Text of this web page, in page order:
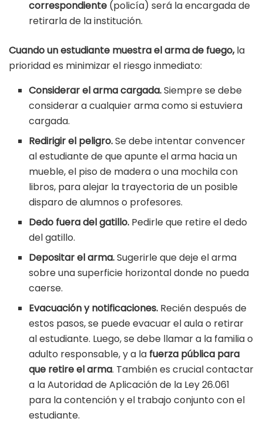
correspondiente (policía) será la encargada de
retirarla de la institución.
Cuando un estudiante muestra el arma de fuego,la
prioridad es minimizar el riesgo inmediato:
Considerar el arma cargada.Siempre se debe
considerar a cualquier arma como si estuviera
cargada.
Redirigir el peligro.Se debe intentar convencer
al estudiante de que apunte el arma hacia un
mueble, el piso de madera o una mochila con
libros, para alejar la trayectoria de un posible
disparo de alumnos o profesores.
Dedo fuera del gatillo. Pedirle que retire el dedo
del gatillo.
Depositar el arma.Sugerirle que deje el arma
sobre una superficie horizontal donde no pueda
caerse.
Evacuación y notificaciones. Recién después de
estos pasos, se puede evacuar el aula o retirar
al estudiante. Luego, se debe llamar a la familia o
adulto responsable, y a la fuerza pública para
que retire el arma. También es crucial contactar
a la Autoridad de Aplicación de la Ley 26.061
para la contención y el trabajo conjunto con el
estudiante.